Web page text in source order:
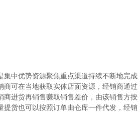
中优势资源聚焦重点渠道持续不断地完成
可在当地获取实体店面资源，经销商通过
进货再销售赚取销售差价，由该销售方按
货也可以按照订单由仓库一件代发，经销